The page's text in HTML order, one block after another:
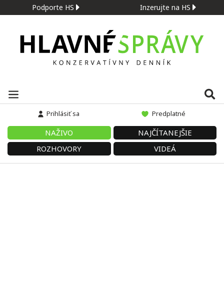
Podporte HS Inzerujte na HS
Prihlásiť sa Predplatné
NAŽIVO
NAJČÍTANEJŠIE
ROZHOVORY
VIDEÁ